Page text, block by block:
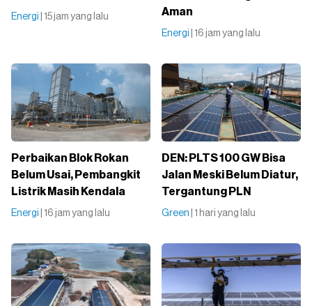
Energi | 15 jam yang lalu
Aman
Energi | 16 jam yang lalu
Perbaikan Blok Rokan
Belum Usai, Pembangkit
Listrik Masih Kendala
Energi | 16 jam yang lalu
DEN: PLTS 100 GW Bisa
Jalan Meski Belum Diatur,
Tergantung PLN
Green | 1 hari yang lalu